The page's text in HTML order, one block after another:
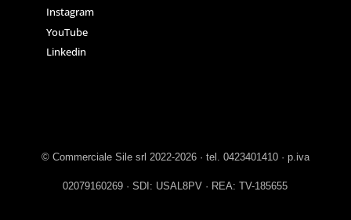
Instagram
YouTube
Linkedin
© Commerciale Sile srl 2022-2026 · tel. 0423401410 · p.iva
02079160269 · SDI: USAL8PV · REA: TV-185655